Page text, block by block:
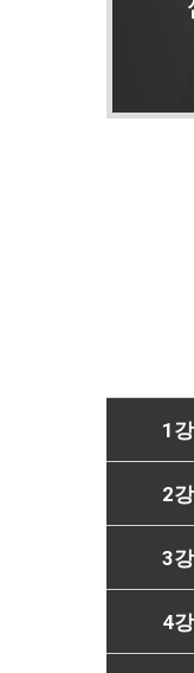
1강
2강
3강
4강